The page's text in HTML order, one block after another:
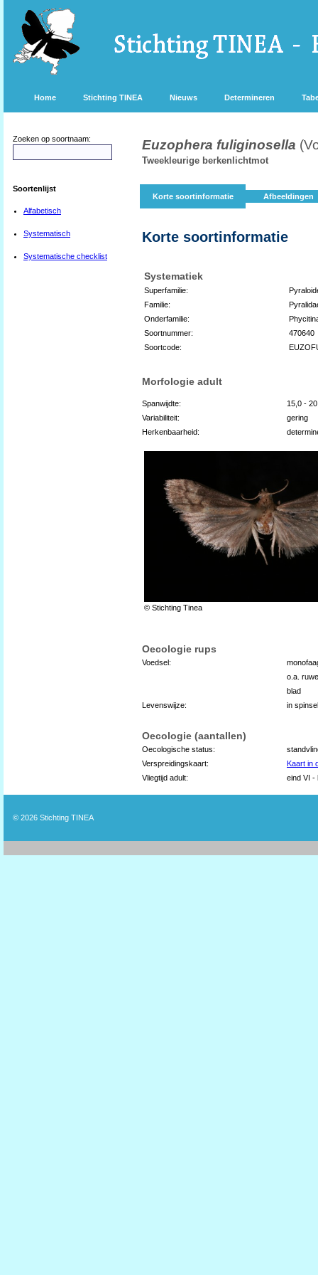
Home Stichting TINEA Nieuws Determineren
Zoeken op soortnaam:
Soortenlijst
Alfabetisch
Systematisch
Systematische checklist
Euzophera fuliginosella
Tweekleurige berkenlichtmot
Korte soortinformatie Afbeeldingen
Korte soortinformatie
Systematiek
Superfamilie:
Familie:
Onderfamilie:
Soortnummer:
470640
Soortcode:
Morfologie adult
Spanwijdte:
15,0 -
Variabiliteit:
gering
Herkenbaarheid:
© Stichting Tinea
Oecologie rups
Voedsel:
o.a.
blad
Levenswijze:
in
Oecologie (aantallen)
Oecologische status:
Verspreidingskaart:
Kaart in
Vliegtijd adult:
eind VI -
© 2026 Stichting TINEA